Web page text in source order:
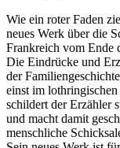
Wie ein roter Faden
neues Werk über die
Frankreich vom Ende
Die Eindrücke und
der
einst im
schildert der Erzähler
und macht damit
menschliche